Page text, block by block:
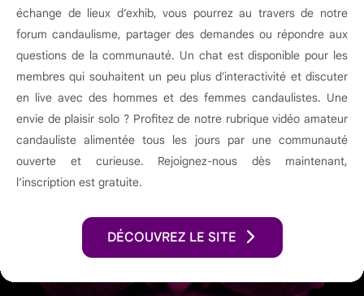
échange de lieux d’exhib, vous pourrez au travers de notre
forum candaulisme, partager des demandes ou répondre aux
questions de la communauté. Un chat est disponible pour les
membres qui souhaitent un peu plus d'interactivité et discuter
en live avec des hommes et des femmes candaulistes. Une
envie de plaisir solo ? Profitez de notre rubrique vidéo amateur
candauliste alimentée tous les jours par une communauté
ouverte et curieuse. Rejoignez-nous dès maintenant,
l’inscription est gratuite.
DÉCOUVREZ LE SITE